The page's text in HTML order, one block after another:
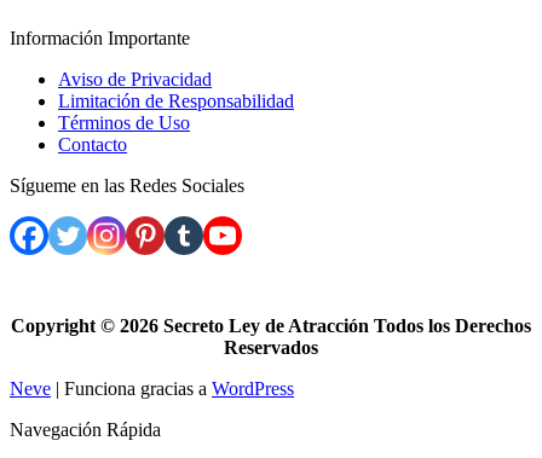
Información Importante
Aviso de Privacidad
Limitación de Responsabilidad
Términos de Uso
Contacto
Sígueme en las Redes Sociales
Copyright © 2026 Secreto Ley de Atracción Todos los Derechos
Reservados
Neve | Funciona gracias a WordPress
Navegación Rápida